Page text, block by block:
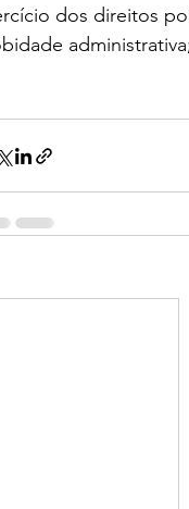
dos direitos